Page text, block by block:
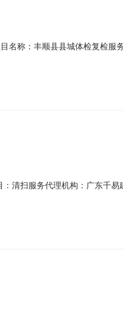
名称：丰顺县县城体检复检服
投资审批项目编码：项目规模
清扫服务代理机构：广东千易
红狮路污水处理厂51,435,